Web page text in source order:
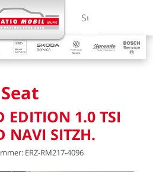
Suchbegriff
Seat
EDITION 1.0 TSI
NAVI SITZH.
ERZ-RM217-4096